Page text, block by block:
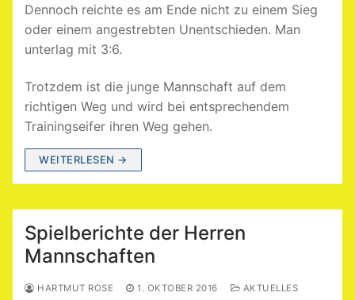
Dennoch reichte es am Ende nicht zu einem Sieg
oder einem angestrebten Unentschieden. Man
unterlag mit 3:6.
Trotzdem ist die junge Mannschaft auf dem
richtigen Weg und wird bei entsprechendem
Trainingseifer ihren Weg gehen.
WEITERLESEN →
Spielberichte der Herren
Mannschaften
HARTMUT ROSE 1. OKTOBER 2016
AKTUELLES